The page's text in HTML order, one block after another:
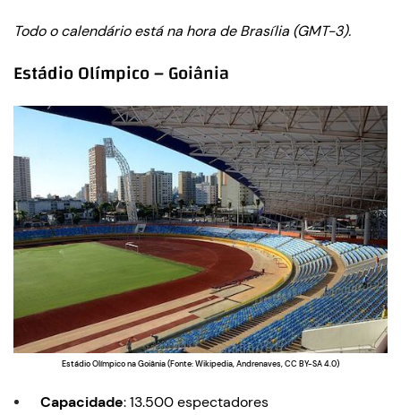
Todo o calendário está na hora de Brasília (GMT-3).
Estádio Olímpico – Goiânia
Estádio Olímpico na Goiânia (Fonte: Wikipedia, Andrenaves, CC BY-SA 4.0)
Capacidade: 13.500 espectadores